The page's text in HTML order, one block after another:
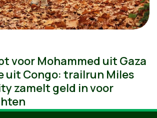
voor Mohammed uit Gaza
uit Congo: trailrun Miles
zamelt geld in voor